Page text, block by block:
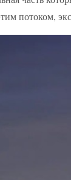
потоком,